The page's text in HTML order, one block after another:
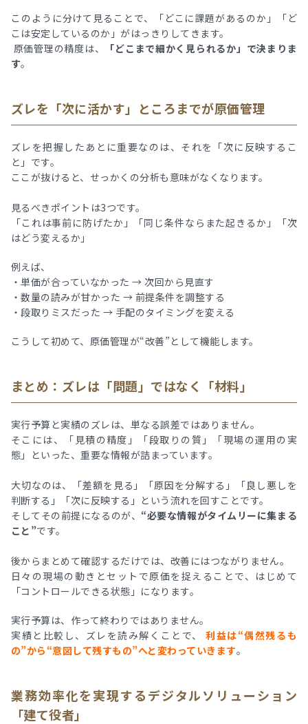
このように分けて見ることで、「どこに課題があるのか」「ど
こは安定しているのか」がはっきりしてきます。
原価管理の精度は、
「どこまで細かく見られるか」で決まりま
す。
ズレを「次に活かす」ところまでが原価管理
ズレを把握したあとに重要なのは、それを「次に反映するこ
と」です。
ここが抜けると、せっかくの分析も意味がなくなります。
見るべきポイントは3つです。
「これは事前に防げたか」「同じ条件ならまた起きるか」「次
はどう変えるか」
例えば、
・単価が合っていなかった → 次回から見直す
・数量の読みが甘かった → 前提条件を調整する
・段取りミスだった → 手配のタイミングを変える
こうして初めて、原価管理が“改善”として機能します。
まとめ：ズレは「問題」ではなく「材料」
実行予算と実績のズレは、単なる誤差ではありません。
そこには、「見積の精度」「段取りの質」「現場の運用の実
態」といった、重要な情報が詰まっています。
大切なのは、「差額を見る」「原因を分解する」「良し悪しを
判断する」「次に反映する」という流れを回すことです。
そしてその前提になるのが、 “必要な情報がタイムリーに集まる
こと”です。
後からまとめて確認するだけでは、改善にはつながりません。
日々の現場の動きとセットで原価を捉えることで、はじめて
「コントロールできる状態」になります。
実行予算は、作って終わりではありません。
実績と比較し、ズレを読み解くことで、
利益は“偶然残るも
の”から“意図して残すもの”へと変わっていきます。
業務効率化を実現するデジタルソリューション
「建て役者」